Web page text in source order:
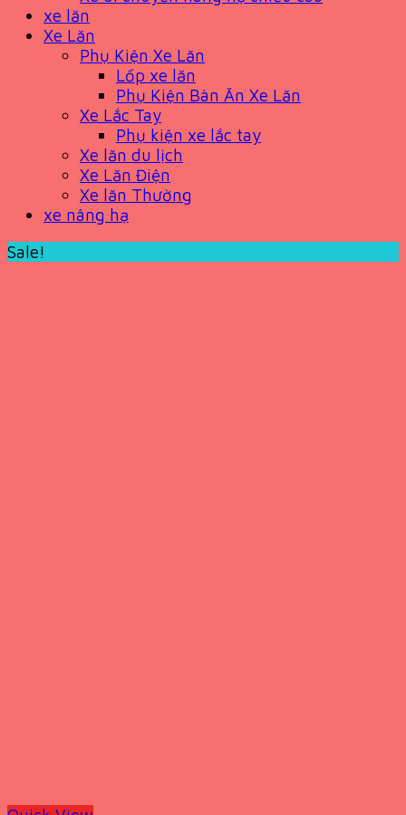
xe lăn
Xe Lăn
Phụ Kiện Xe Lăn
Lốp xe lăn
Phụ Kiện Bàn Ăn Xe Lăn
Xe Lắc Tay
Phụ kiện xe lắc tay
Xe lăn du lịch
Xe Lăn Điện
Xe lăn Thường
xe nâng hạ
Sale!